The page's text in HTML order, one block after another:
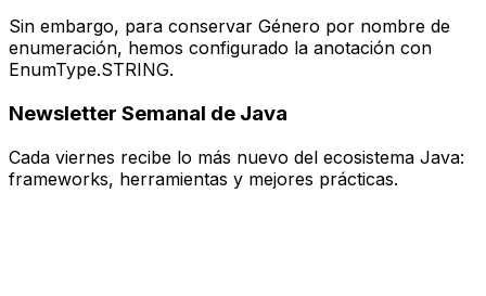
Sin embargo, para conservar Género por nombre de
enumeración, hemos configurado la anotación con
EnumType.STRING.
Newsletter Semanal de Java
Cada viernes recibe lo más nuevo del ecosistema Java:
frameworks, herramientas y mejores prácticas.